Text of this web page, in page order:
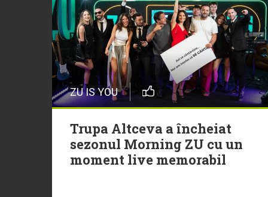
ZU IS YOU
Trupa Altceva a încheiat
sezonul Morning ZU cu un
moment live memorabil